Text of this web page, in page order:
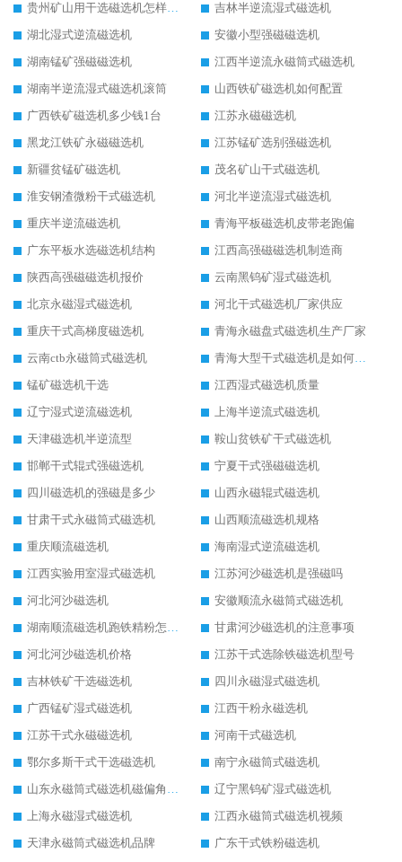
贵州矿山用干选磁选机怎样调磁
吉林半逆流湿式磁选机
湖北湿式逆流磁选机
安徽小型强磁磁选机
湖南锰矿强磁磁选机
江西半逆流永磁筒式磁选机
湖南半逆流湿式磁选机滚筒
山西铁矿磁选机如何配置
广西铁矿磁选机多少钱1台
江苏永磁磁选机
黑龙江铁矿永磁磁选机
江苏锰矿选别强磁选机
新疆贫锰矿磁选机
茂名矿山干式磁选机
淮安钢渣微粉干式磁选机
河北半逆流湿式磁选机
重庆半逆流磁选机
青海平板磁选机皮带老跑偏
广东平板水选磁选机结构
江西高强磁磁选机制造商
陕西高强磁磁选机报价
云南黑钨矿湿式磁选机
北京永磁湿式磁选机
河北干式磁选机厂家供应
重庆干式高梯度磁选机
青海永磁盘式磁选机生产厂家
云南ctb永磁筒式磁选机
青海大型干式磁选机是如何选矿的
锰矿磁选机干选
江西湿式磁选机质量
辽宁湿式逆流磁选机
上海半逆流式磁选机
天津磁选机半逆流型
鞍山贫铁矿干式磁选机
邯郸干式辊式强磁选机
宁夏干式强磁磁选机
四川磁选机的强磁是多少
山西永磁辊式磁选机
甘肃干式永磁筒式磁选机
山西顺流磁选机规格
重庆顺流磁选机
海南湿式逆流磁选机
江西实验用室湿式磁选机
江苏河沙磁选机是强磁吗
河北河沙磁选机
安徽顺流永磁筒式磁选机
湖南顺流磁选机跑铁精粉怎么处理
甘肃河沙磁选机的注意事项
河北河沙磁选机价格
江苏干式选除铁磁选机型号
吉林铁矿干选磁选机
四川永磁湿式磁选机
广西锰矿湿式磁选机
江西干粉永磁选机
江苏干式永磁磁选机
河南干式磁选机
鄂尔多斯干式干选磁选机
南宁永磁筒式磁选机
山东永磁筒式磁选机磁偏角怎么调整
辽宁黑钨矿湿式磁选机
上海永磁湿式磁选机
江西永磁筒式磁选机视频
天津永磁筒式磁选机品牌
广东干式铁粉磁选机